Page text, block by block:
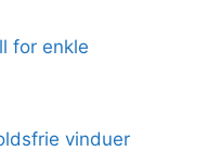
for enkle
vinduer